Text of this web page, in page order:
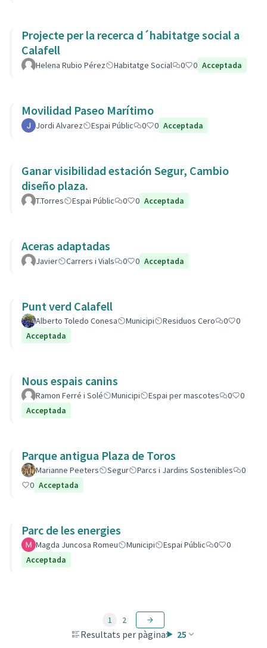
Projecte per la recerca d´habitatge social a
Calafell
Helena Rubio Pérez Habitatge Social 0 0 Acceptada
Movilidad Paseo Marítimo
Jordi Alvarez Espai Públic 0 0 Acceptada
Ganar visibilidad estación Segur, Cambio
diseño plaza.
T.Torres Espai Públic 0 0 Acceptada
Aceras adaptadas
Javier Carrers i Vials 0 0 Acceptada
Punt verd Calafell
Alberto Toledo Conesa Municipi Residuos Cero 0
0
Acceptada
Nous espais canins
Ramon Ferré i Solé Municipi Espai per mascotes 0
0
Acceptada
Parque antigua Plaza de Toros
Marianne Peeters Segur Parcs i Jardins Sostenibles
0
0 Acceptada
Parc de les energies
Magda Juncosa Romeu Municipi Espai Públic 0
0
Acceptada
Resultats per pàgina: 25
1 2